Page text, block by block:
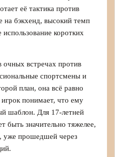
её тактика против
на бэкхенд, высокий темп
коротких
очных встречах против
спортсмены и
план, она всё равно
понимает, что ему
шаблон. Для 17-летней
быть значительно тяжелее,
уже прошедшей через